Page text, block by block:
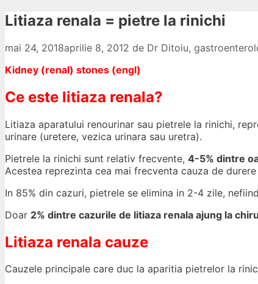
Litiaza renala = pietre la rinichi
mai 24, 2018aprilie 8, 2012 de Dr Ditoiu,
Kidney (renal) stones (engl)
Ce este litiaza renala?
Litiaza aparatului renourinar sau pietrele la rinichi,
urinare (uretere, vezica urinara sau uretra).
Pietrele la rinichi sunt relativ frecvente, 4-5% dintre
Acestea reprezinta cea mai frecventa cauza de
In 85% din cazuri, pietrele se elimina in 2-4 zile,
Doar 2% dintre cazurile de litiaza renala ajung la
Litiaza renala cauze
Cauzele principale care duc la aparitia pietrelor la